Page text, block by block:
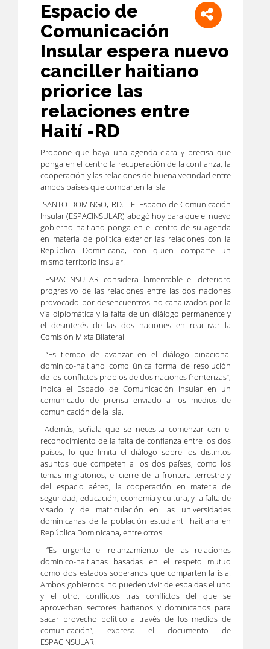
Espacio de
Comunicación
Insular espera nuevo
canciller haitiano
priorice las
relaciones entre
Haití -RD
Propone que haya una agenda clara y precisa que
ponga en el centro la recuperación de la confianza, la
cooperación y las relaciones de buena vecindad entre
ambos países que comparten la isla
SANTO DOMINGO, RD.- El Espacio de Comunicación
Insular (ESPACINSULAR) abogó hoy para que el nuevo
gobierno haitiano ponga en el centro de su agenda
en materia de política exterior las relaciones con la
República Dominicana, con quien comparte un
mismo territorio insular.
ESPACINSULAR considera lamentable el deterioro
progresivo de las relaciones entre las dos naciones
provocado por desencuentros no canalizados por la
vía diplomática y la falta de un diálogo permanente y
el desinterés de las dos naciones en reactivar la
Comisión Mixta Bilateral.
“Es tiempo de avanzar en el diálogo binacional
dominico-haitiano como única forma de resolución
de los conflictos propios de dos naciones fronterizas”,
indica el Espacio de Comunicación Insular en un
comunicado de prensa enviado a los medios de
comunicación de la isla.
Además, señala que se necesita comenzar con el
reconocimiento de la falta de confianza entre los dos
países, lo que limita el diálogo sobre los distintos
asuntos que competen a los dos países, como los
temas migratorios, el cierre de la frontera terrestre y
del espacio aéreo, la cooperación en materia de
seguridad, educación, economía y cultura, y la falta de
visado y de matriculación en las universidades
dominicanas de la población estudiantil haitiana en
República Dominicana, entre otros.
“Es urgente el relanzamiento de las relaciones
dominico-haitianas basadas en el respeto mutuo
como dos estados soberanos que comparten la isla.
Ambos gobiernos no pueden vivir de espaldas el uno
y el otro, conflictos tras conflictos del que se
aprovechan sectores haitianos y dominicanos para
sacar provecho político a través de los medios de
comunicación”, expresa el documento de
ESPACINSULAR.